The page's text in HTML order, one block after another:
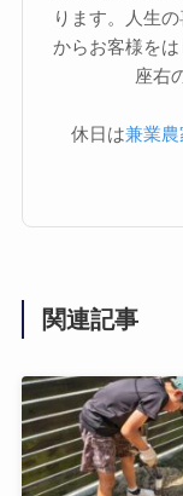
ります。人生
からお客様を
座右
休日は兼業
関連記事